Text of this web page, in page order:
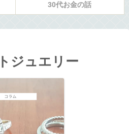
30代お金の話
ジュエリー